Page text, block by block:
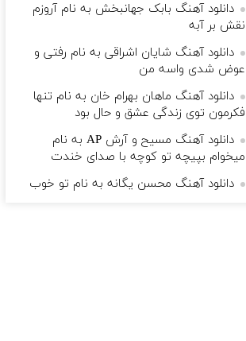
دانلود آهنگ بابک جهانبخش به نام آروزم
نقش بر آبه
دانلود آهنگ شایان اشراقی به نام رفتی و
عوض شدی واسه من
دانلود آهنگ ماهان بهرام خان به نام تنها
فکرمون توی زندگی عشق و حال بود
دانلود آهنگ مسیح و آرش AP به نام
میخوام بپیچه تو کوچه با صدای خندت
دانلود آهنگ محسن یگانه به نام تو خوب